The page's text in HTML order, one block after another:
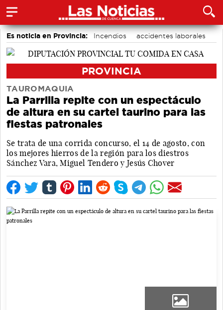
Es noticia en Provincia: Incendios
accidentes laborales
Medio Ambiente
PROVINCIA
TAUROMAQUIA
La Parrilla repite con un espectáculo
de altura en su cartel taurino para las
fiestas patronales
Se trata de una corrida concurso, el 14 de agosto, con
los mejores hierros de la región para los diestros
Sánchez Vara, Miguel Tendero y Jesús Chover